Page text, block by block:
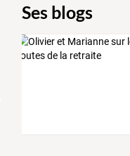
Ses blogs